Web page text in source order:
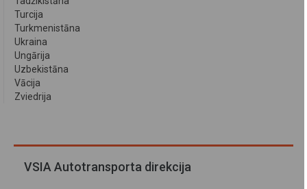
Turcija
Turkmenistāna
Ukraina
Ungārija
Uzbekistāna
Vācija
Zviedrija
VSIA Autotransporta direkcija